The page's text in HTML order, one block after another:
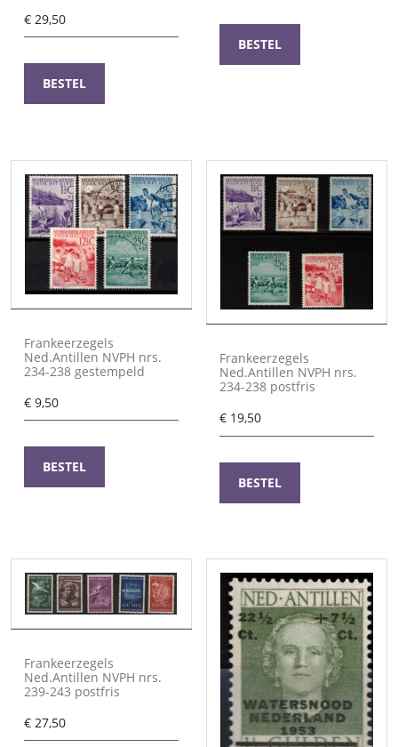
€ 29,50
BESTEL
€ 175,00.
BESTEL
Frankeerzegels
Ned.Antillen NVPH nrs.
234-238 gestempeld
€ 9,50
BESTEL
Frankeerzegels
Ned.Antillen NVPH nrs.
234-238 postfris
€ 19,50
BESTEL
Frankeerzegels
Ned.Antillen NVPH nrs.
239-243 postfris
€ 27,50